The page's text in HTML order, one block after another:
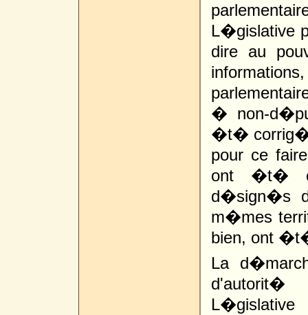
L�gislative
dire au
� non-
�t�
pour ce
ont �t�
d�sign�s
m�mes
bien, ont
La
d'autorit�
L�gislative